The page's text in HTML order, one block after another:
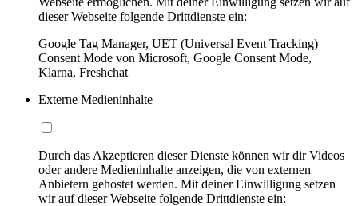
dieser Webseite folgende Drittdienste ein:
Google Tag Manager, UET (Universal Event Tracking)
Consent Mode von Microsoft, Google Consent Mode,
Klarna, Freshchat
Externe Medieninhalte
Durch das Akzeptieren dieser Dienste können wir dir Videos
oder andere Medieninhalte anzeigen, die von externen
Anbietern gehostet werden. Mit deiner Einwilligung setzen
wir auf dieser Webseite folgende Drittdienste ein: